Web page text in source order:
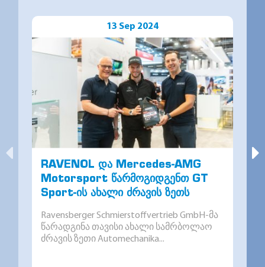
13 Sep 2024
RAVENOL და Mercedes-AMG
Motorsport წარმოგიდგენთ GT
Sport-ის ახალი ძრავის ზეთს
Ravensberger Schmierstoffvertrieb GmbH-მა
წარადგინა თავისი ახალი სამრბოლაო
ძრავის ზეთი Automechanika...